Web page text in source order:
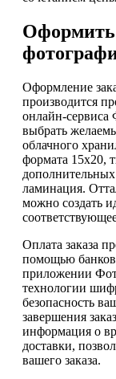
Оформить
Оформление
производится
онлайн-сервиса
выбрать
облачного
формата 15х20,
ламинация.
можно создать
Оплата заказа
помощью
приложении
технологии
безопасность
завершения
информация о
доставки,
вашего заказа.